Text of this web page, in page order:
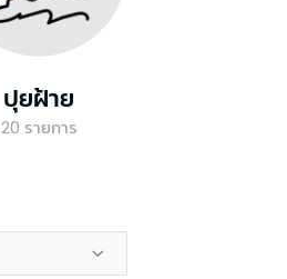
ปุยฝ้าย
20 รายการ